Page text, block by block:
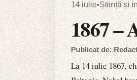
14 iulie•Știință și
1867 –
Publicat de:
La 14 iulie 1867,